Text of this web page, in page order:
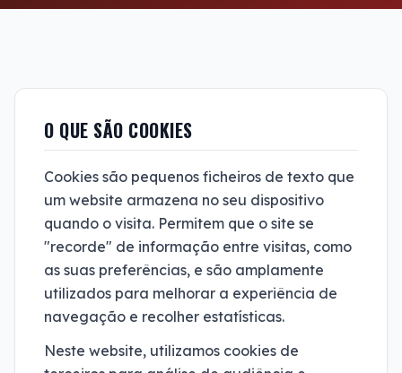
O QUE SÃO COOKIES
Cookies são pequenos ficheiros de texto que
um website armazena no seu dispositivo
quando o visita. Permitem que o site se
"recorde" de informação entre visitas, como
as suas preferências, e são amplamente
utilizados para melhorar a experiência de
navegação e recolher estatísticas.
Neste website, utilizamos cookies de